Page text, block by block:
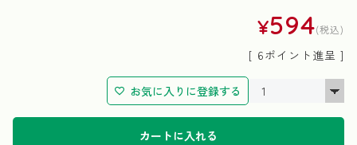
¥594 税込
[ 6ポイント進呈 ]
お気に入りに登録する
カートに入れる